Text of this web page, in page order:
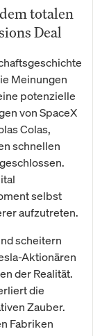
totalen
Deal
Meinungen
potenzielle
von SpaceX
Colas,
schnellen
selbst
aufzutreten.
scheitern
Aktionären
der Realität.
die
Zauber.
Fabriken